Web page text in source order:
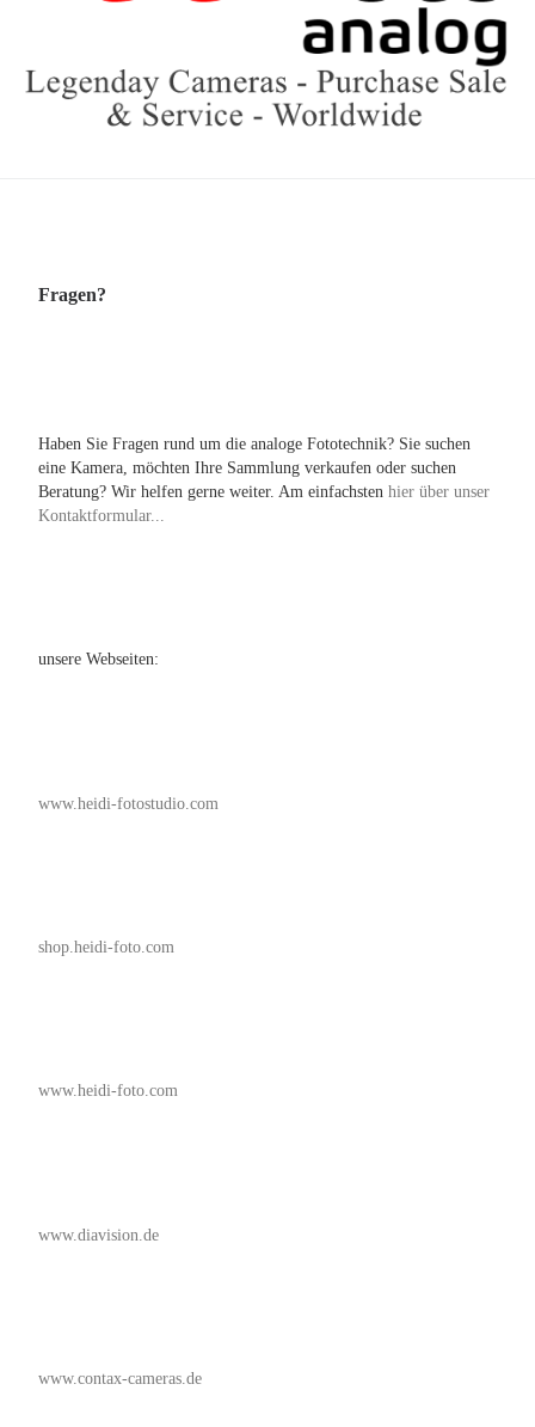
Fragen?
Haben Sie Fragen rund um die analoge Fototechnik? Sie suchen
eine Kamera, möchten Ihre Sammlung verkaufen oder suchen
Beratung? Wir helfen gerne weiter. Am einfachsten hier über unser
Kontaktformular...
unsere Webseiten:
www.heidi-fotostudio.com
shop.heidi-foto.com
www.heidi-foto.com
www.diavision.de
www.contax-cameras.de